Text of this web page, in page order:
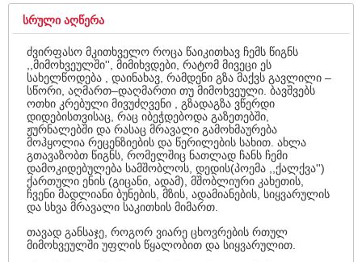
ᲡᲠᲣᲚᲘ ᲐᲦᲬᲔᲠᲐ
ძვირფასო მკითხველო როცა წაიკითხავ ჩემს წიგნს
,,მიმოხვეულში'', მიმიხვდები, რატომ მივეცი ეს
სახელწოდება , დაინახავ, რამდენი გზა მაქვს გავლილი –
სწორი, აღმართ–დაღმართი თუ მიმოხვეული. ბავშვებს
ოთხი კრებული მივუძღვენი , გზადაგზა ვწერდი
დიდებისთვისაც, რაც იბეჭდებოდა გაზეთებში,
ჟურნალებში და რასაც მრავალი გამოხმაურება
მოჰყოლია რეცენზიების და წერილების სახით. ახლა
გთავაზობთ წიგნს, რომელშიც ნათლად ჩანს ჩემი
დამოკიდებულება სამშობლოს, დედის(პოემა ,,ქალქვა'')
ქართული ენის (გიცანი, ადამ), მშობლიური კახეთის,
ჩვენი მადლიანი ბუნების, მზის, ადამიანების, სიყვარულის
და სხვა მრავალი საკითხის მიმართ.
თავად განსაჯე, როგორ ვიარე ცხოვრების რთულ
მიმოხვეულში უფლის წყალობით და სიყვარულით.